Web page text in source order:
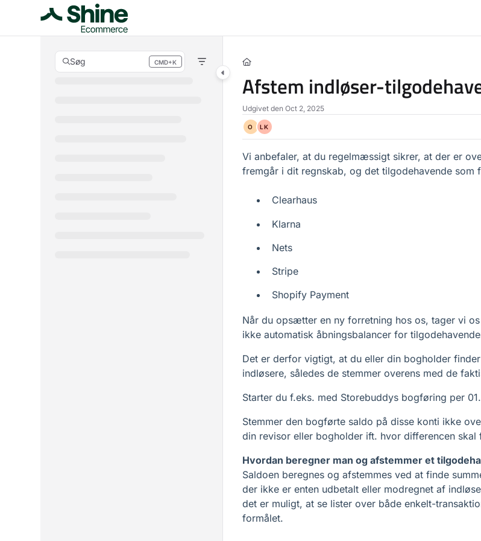
Documentation Index
Fetch the complete documentation index at:
Use this file to discover all available pages before exploring further.
Søg CMD+K
Press CMD+K to open search
Afstem indløser-
Udgivet den Oct 2, 2025
O LK
Vi anbefaler, at du regelmæssigt sikrer, at der er
fremgår i dit regnskab, og det tilgodehavende som
Clearhaus
Klarna
Nets
Stripe
Shopify Payment
Når du opsætter en ny forretning hos os, tager vi
ikke automatisk åbningsbalancer for
Det er derfor vigtigt, at du eller din bogholder
indløsere, således de stemmer overens med de
Starter du f.eks. med Storebuddys bogføring per
Stemmer den bogførte saldo på disse konti ikke
din revisor eller bogholder ift. hvor differencen skal
Hvordan beregner man og afstemmer et
Saldoen beregnes og afstemmes ved at finde
der ikke er enten udbetalt eller modregnet af
det er muligt, at se lister over både enkelt-
formålet.